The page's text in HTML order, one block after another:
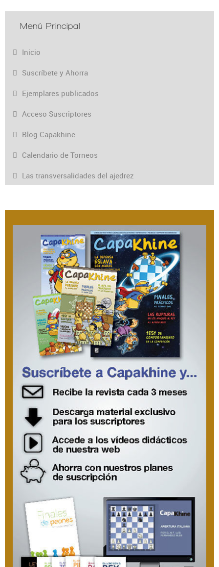
Menú Principal
Inicio
Suscríbete y Ahorra
Ejemplares publicados
Acceso Suscriptores
Blog Capakhine
Calendario de Torneos
Las transversalidades del ajedrez